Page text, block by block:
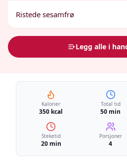
Ristede sesamfrø
Legg alle i
Kalorier
350 kcal
Total tid
50 min
Steketid
20 min
Porsjoner
4